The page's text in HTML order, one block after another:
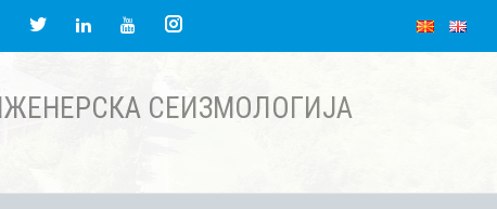
FacebookTwitter
LinkedInYouTube
Instagram
СЕИЗМОЛОГИЈА